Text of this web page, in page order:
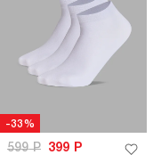
-33%
599Р 399 Р